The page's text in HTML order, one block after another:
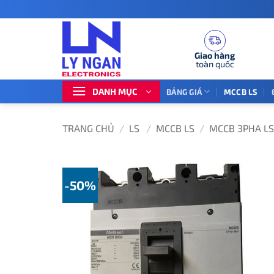
qua
Giao hàng
toàn quốc
DANH MỤC BẢNG GIÁ MCCB LS
TRANG CHỦ / LS / MCCB LS / MCCB 3PHA LS
-50%